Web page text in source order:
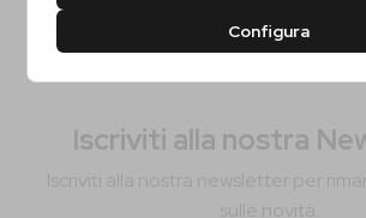
Iscriviti alla nostra
Configura